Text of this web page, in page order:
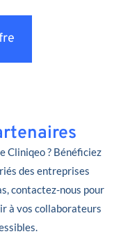
Cliniqeo ? Bénéficiez
des entreprises
contactez-nous pour
à vos collaborateurs